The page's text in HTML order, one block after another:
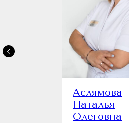
Аслямова
Наталья
Олеговна